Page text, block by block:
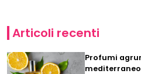
Articoli recenti
Profumi